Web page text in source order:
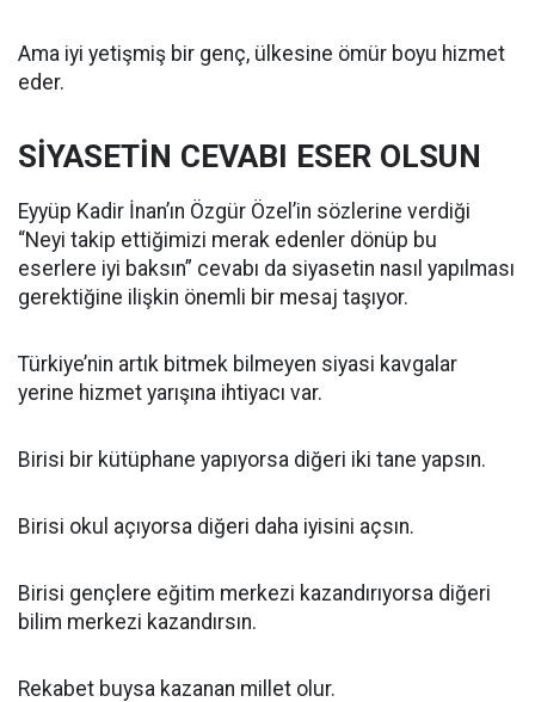
Ama iyi yetişmiş bir genç, ülkesine ömür boyu hizmet
eder.
SİYASETİN CEVABI ESER OLSUN
Eyyüp Kadir İnan’ın Özgür Özel’in sözlerine verdiği
“Neyi takip ettiğimizi merak edenler dönüp bu
eserlere iyi baksın” cevabı da siyasetin nasıl yapılması
gerektiğine ilişkin önemli bir mesaj taşıyor.
Türkiye’nin artık bitmek bilmeyen siyasi kavgalar
yerine hizmet yarışına ihtiyacı var.
Birisi bir kütüphane yapıyorsa diğeri iki tane yapsın.
Birisi okul açıyorsa diğeri daha iyisini açsın.
Birisi gençlere eğitim merkezi kazandırıyorsa diğeri
bilim merkezi kazandırsın.
Rekabet buysa kazanan millet olur.